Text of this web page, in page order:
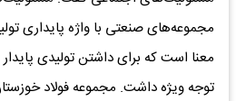
مجموعه‌های صنعتی با واژه پایداری
معنا است که برای داشتن تولیدی
توجه ویژه داشت. مجموعه فولاد